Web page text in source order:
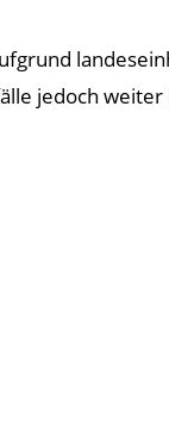
jedoch weiter